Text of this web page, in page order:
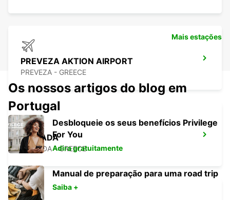
PREVEZA AKTION AIRPORT
PREVEZA - GREECE
LEFKADA
LEFKADA - GREECE
Mais estações
Os nossos artigos do blog em
Portugal
Desbloqueie os seus benefícios Privilege
For You
Adira gratuitamente
Manual de preparação para uma road trip
Saiba +